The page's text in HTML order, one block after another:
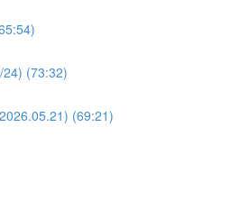
24) (73:32)
(69:21)